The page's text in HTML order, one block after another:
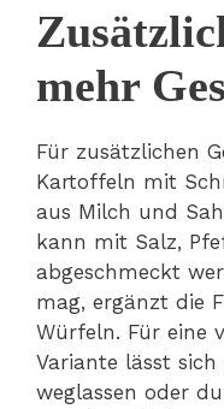
mehr
Für zusätzlichen
Kartoffeln mit
aus Milch und
kann mit Salz,
abgeschmeckt
mag, ergänzt die
Würfeln. Für eine
Variante lässt
weglassen oder